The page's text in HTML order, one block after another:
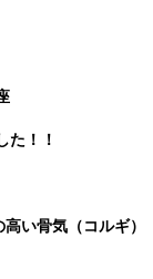
た！！
い骨気（コルギ）